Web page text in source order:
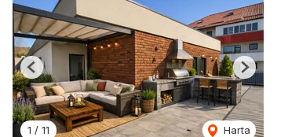
1 / 11 Harta
Previous Next